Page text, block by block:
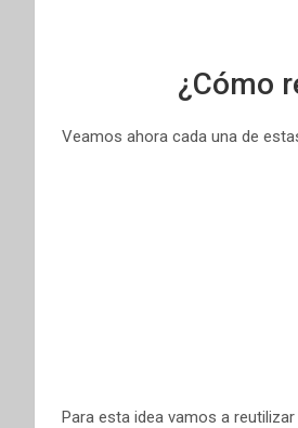
¿Cómo
Veamos ahora cada una de
Para esta idea vamos a